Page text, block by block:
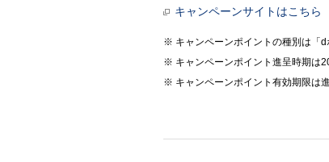
キャンペーンサイトはこちら
キャンペーンポイントの種別は「
キャンペーンポイント進呈時期は
キャンペーンポイント有効期限は